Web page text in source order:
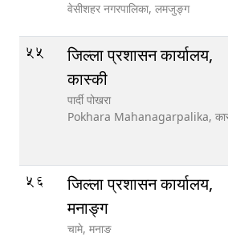
वेसीशहर नगरपालिका, लमजुङ्ग
55
जिल्ला प्रशासन कार्यालय,
कास्की
पार्दी पोखरा
Pokhara Mahanagarpalika,
56
जिल्ला प्रशासन कार्यालय,
मनाङ्ग
चामे, मनाङ